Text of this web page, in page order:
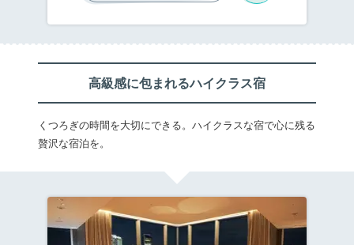
カフェ併設で賑やかなゲストハウスなど色々
高級感に包まれるハイクラス宿
くつろぎの時間を大切にできる。ハイクラスな宿で心に残る
贅沢な宿泊を。